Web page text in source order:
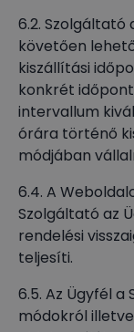
6.2.
követően
kiszállítási
konkrét
intervallum
órára történő
módjában
6.4. A
Szolgáltató az
rendelési
teljesíti.
6.5. Az Ügyfél
módokról